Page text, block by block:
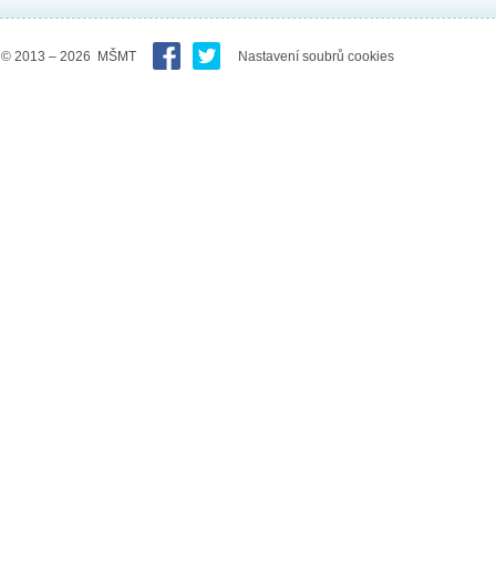
© 2013 – 2026 MŠMT Nastavení soubrů cookies